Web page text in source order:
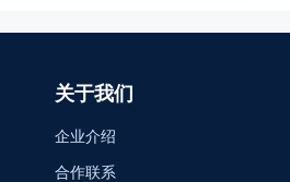
关于我们
企业介绍
合作联系